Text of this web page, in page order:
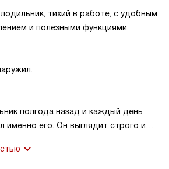
тихий в работе, с удобным
и полезными функциями.
полгода назад и каждый день
именно его. Он выглядит строго и
ухода. Внутри всё продумано: